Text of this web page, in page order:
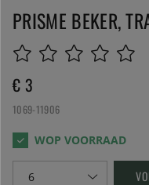
PRISME BEKER,
€ 3
1069-11906